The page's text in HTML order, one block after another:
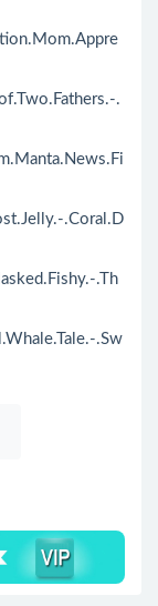
.
.Coral.D
.Th
.Sw